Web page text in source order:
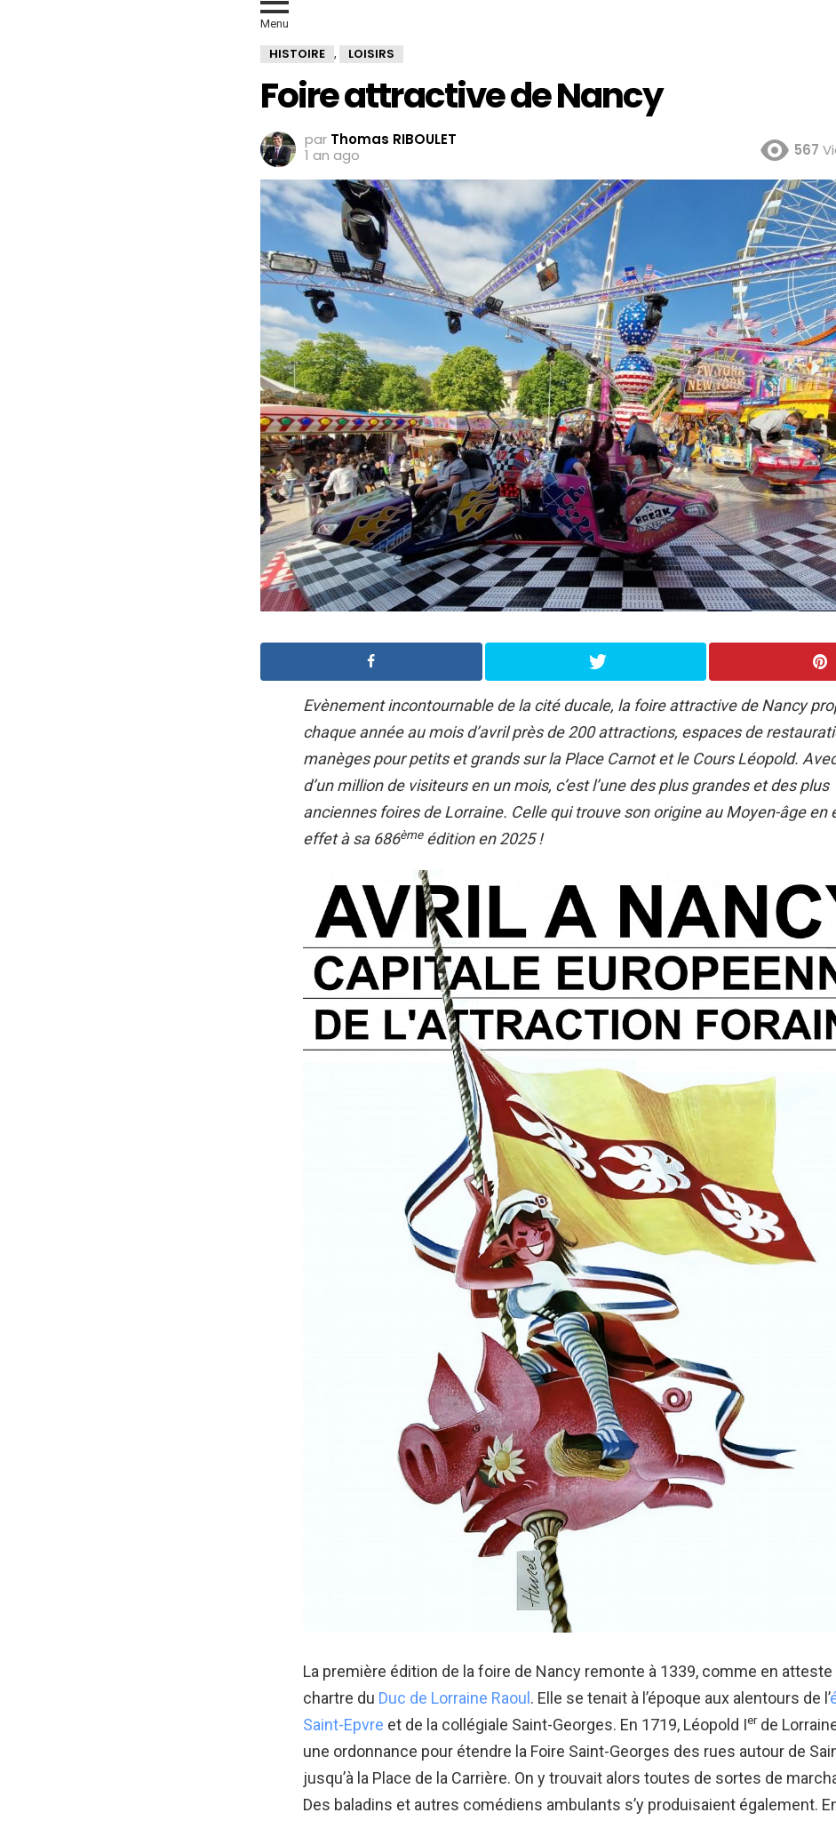
Menu
HISTOIRE , LOISIRS
Foire attractive de Nancy
par Thomas RIBOULET
1 an ago
567
Evènement incontournable de la cité ducale, la foire attractive de Nancy
chaque année au mois d’avril près de 200 attractions, espaces de
manèges pour petits et grands sur la Place Carnot et le Cours Léopold.
d’un million de visiteurs en un mois, c’est l’une des plus grandes et des plus
anciennes foires de Lorraine. Celle qui trouve son origine au Moyen-âge en
effet à sa 686èmeédition en 2025 !
La première édition de la foire de Nancy remonte à 1339, comme en atteste
chartre du Duc de Lorraine Raoul . Elle se tenait à l’époque aux alentours de l’
Saint-Epvre et de la collégiale Saint-Georges. En 1719, Léopold Ierde
une ordonnance pour étendre la Foire Saint-Georges des rues autour de
jusqu’à la Place de la Carrière. On y trouvait alors toutes de sortes de
Des baladins et autres comédiens ambulants s’y produisaient également.